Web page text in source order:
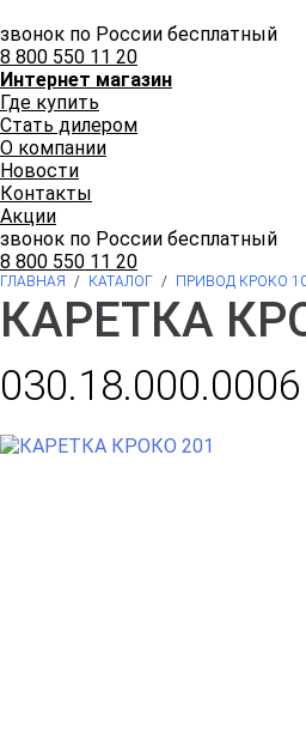
звонок по России бесплатный
8 800 550 11 20
Интернет магазин
Где купить
Стать дилером
О компании
Новости
Контакты
Акции
звонок по России бесплатный
8 800 550 11 20
ГЛАВНАЯ / КАТАЛОГ / ПРИВОД КРОКО
КАРЕТКА
030.18.000.0006